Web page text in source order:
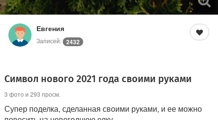
Евгения
Записей: 2432
Символ нового 2021 года своими руками
3 фото и 293 просм.
Супер поделка, сделанная своими руками, и ее можно